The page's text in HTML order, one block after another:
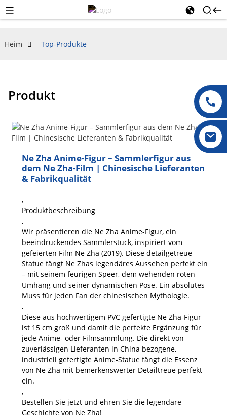
Heim Top-Produkte
Produkt
Ne Zha Anime-Figur – Sammlerfigur aus
dem Ne Zha-Film | Chinesische Lieferanten
& Fabrikqualität
,
Produktbeschreibung
,
Wir präsentieren die Ne Zha Anime-Figur, ein
beeindruckendes Sammlerstück, inspiriert vom
gefeierten Film Ne Zha (2019). Diese detailgetreue
Statue fängt Ne Zhas legendäres Aussehen perfekt ein
– mit seinem feurigen Speer, dem wehenden roten
Umhang und seiner dynamischen Pose. Ein absolutes
Muss für jeden Fan der chinesischen Mythologie.
,
Diese aus hochwertigem PVC gefertigte Ne Zha-Figur
ist 15 cm groß und damit die perfekte Ergänzung für
jede Anime- oder Filmsammlung. Die direkt von
zuverlässigen Lieferanten in China bezogene,
industriell gefertigte Anime-Statue fängt die Essenz
von Ne Zha mit bemerkenswerter Detailtreue perfekt
ein.
,
Bestellen Sie jetzt und ehren Sie die legendäre
Geschichte von Ne Zha!